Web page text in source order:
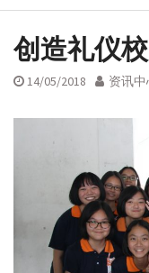
创造礼仪
14/05/2018 资讯中